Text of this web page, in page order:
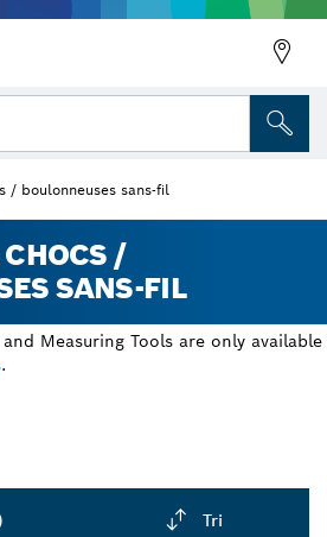
/ boulonneuses sans-fil
/
SANS-FIL
Measuring Tools are only available
.
Tri